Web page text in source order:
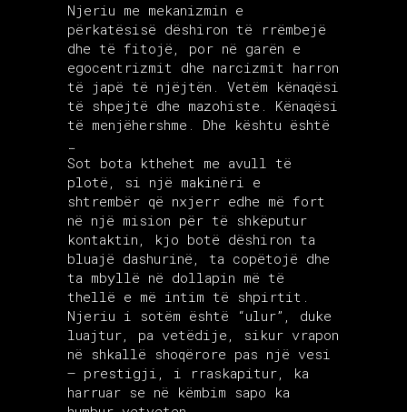
Njeriu me mekanizmin e
përkatësisë dëshiron të rrëmbejë
dhe të fitojë, por në garën e
egocentrizmit dhe narcizmit harron
të japë të njëjtën. Vetëm kënaqësi
të shpejtë dhe mazohiste. Kënaqësi
të menjëhershme. Dhe kështu është
…
Sot bota kthehet me avull të
plotë, si një makinëri e
shtrembër që nxjerr edhe më fort
në një mision për të shkëputur
kontaktin, kjo botë dëshiron ta
bluajë dashurinë, ta copëtojë dhe
ta mbyllë në dollapin më të
thellë e më intim të shpirtit.
Njeriu i sotëm është “ulur”, duke
luajtur, pa vetëdije, sikur vrapon
në shkallë shoqërore pas një vesi
– prestigji, i rraskapitur, ka
harruar se në këmbim sapo ka